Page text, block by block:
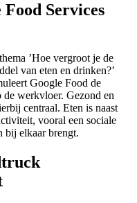
Services
’Hoe vergroot je de
van eten en drinken?’
Google Food de
werkvloer. Gezond en
centraal. Eten is naast
vooral een sociale
bij elkaar brengt.